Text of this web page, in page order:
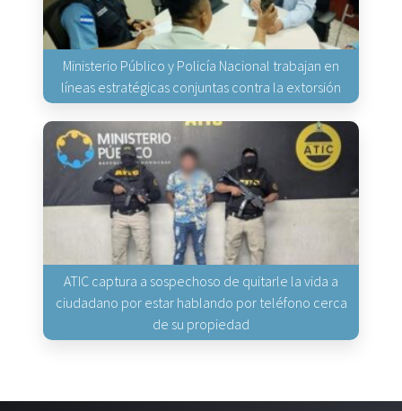
Ministerio Público y Policía Nacional trabajan en
líneas estratégicas conjuntas contra la extorsión
ATIC captura a sospechoso de quitarle la vida a
ciudadano por estar hablando por teléfono cerca
de su propiedad